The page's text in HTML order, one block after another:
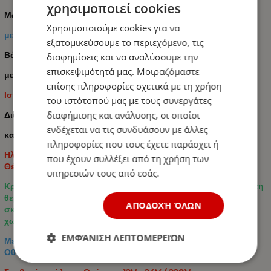
Μαύρη
με Τσάντα Μεταφοράς
Βάρος έως 60kg
με
Ισοθερμική Τσάντα Χειρός 60 λίτρων 43cm x 23cm x 39cm
Διαστάσεις: 43cm x 23cm x 39cm
και
Ηλεκτρικό Φορητό Ψυγείο 12V / 24V / 220V 35.3L Ψύξη /
Θέρμανση Flexzon
Κρατήστε τα αναψυκτικά, τα ροφήματα και τα τρόφιμα σας στη
θερμοκρασία που πρέπει στο αυτοκίνητο, το κάμπινγκ, το
σκάφος ή την παραλία με αυτό το μίνι ηλεκτρικό ψυγείο
χωρητικότητας 35.3 λίτρων
Με διακόπτη επιλογής για λειτουργία ψύξης και Ψηφιακή
Οθόνη
χρησιμοποιεί cookies
Χρησιμοποιούμε cookies για να
εξατομικεύσουμε το περιεχόμενο, τις
διαφημίσεις και να αναλύσουμε την
επισκεψιμότητά μας. Μοιραζόμαστε
επίσης πληροφορίες σχετικά με τη χρήση
του ιστότοπού μας με τους συνεργάτες
διαφήμισης και ανάλυσης, οι οποίοι
ενδέχεται να τις συνδυάσουν με άλλες
πληροφορίες που τους έχετε παράσχει ή
που έχουν συλλέξει από τη χρήση των
υπηρεσιών τους από εσάς.
ΑΠΟΔΟΧΉ ΌΛΩΝ
ΕΜΦΆΝΙΣΗ ΛΕΠΤΟΜΕΡΕΙΏΝ